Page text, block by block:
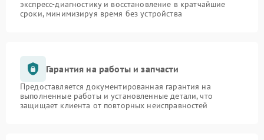
экспресс-диагностику и восстановление в кратчайшие
сроки, минимизируя время без устройства
Гарантия на работы и запчасти
Предоставляется документированная гарантия на
выполненные работы и установленные детали, что
защищает клиента от повторных неисправностей